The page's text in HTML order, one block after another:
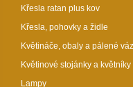
Křesla ratan plus kov
Křesla, pohovky a židle
Květináče, obaly a pálené
Květinové stojánky a květníky
Lampy